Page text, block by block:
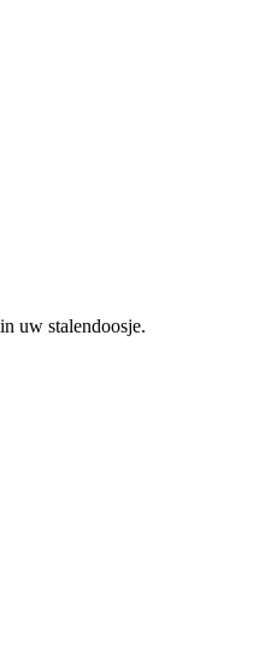
uw stalendoosje.